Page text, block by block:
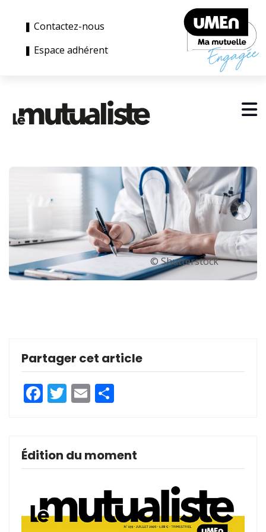
❚ Contactez-nous
❚ Espace adhérent
© Shutterstock
Partager cet article
Facebook
Twitter
Email
Édition du moment